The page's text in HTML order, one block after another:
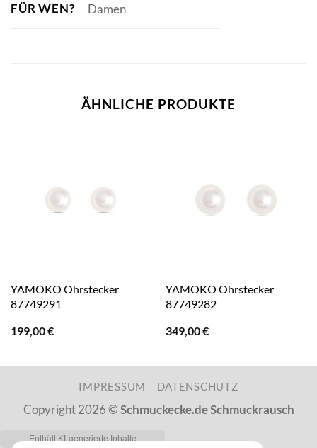
FÜR WEN? Damen
ÄHNLICHE PRODUKTE
YAMOKO Ohrstecker
87749291
199,00€
YAMOKO Ohrstecker
87749282
349,00€
IMPRESSUM DATENSCHUTZ
Copyright 2026 ©Schmuckecke.de Schmuckrausch